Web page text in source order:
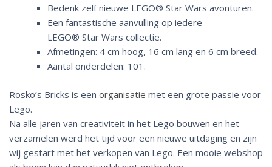
Bedenk zelf nieuwe LEGO® Star Wars avonturen.
Een fantastische aanvulling op iedere
LEGO® Star Wars collectie.
Afmetingen: 4 cm hoog, 16 cm lang en 6 cm breed.
Aantal onderdelen: 101.
Rosko’s Bricks is een organisatie met een grote passie voor
Lego.
Na alle jaren van creativiteit in het Lego bouwen en het
verzamelen werd het tijd voor een nieuwe uitdaging en zijn
wij gestart met het verkopen van Lego. Een mooie webshop